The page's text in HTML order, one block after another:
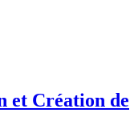
et Création de